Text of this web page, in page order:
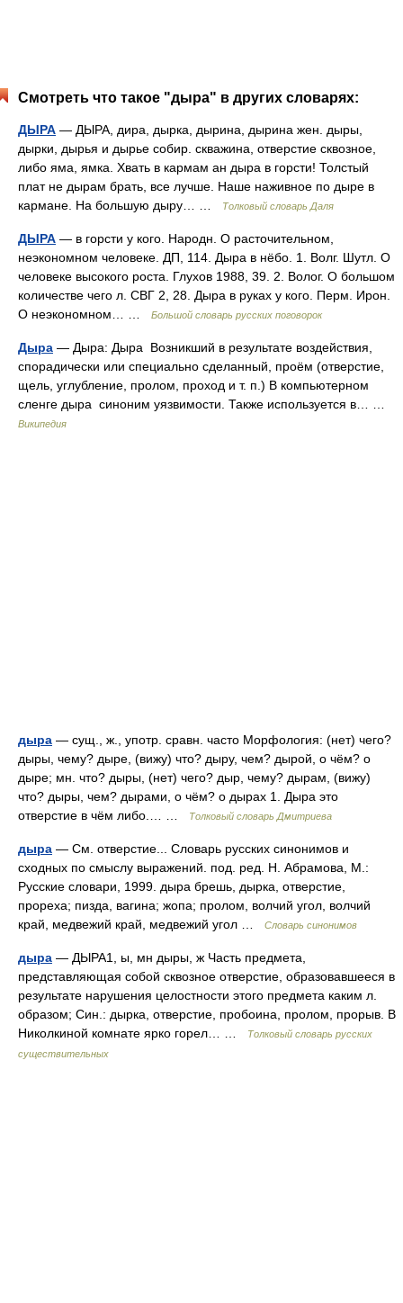
Смотреть что такое "дыра" в других словарях:
ДЫРА — ДЫРА, дира, дырка, дырина, дырина жен. дыры,
дырки, дырья и дырье собир. скважина, отверстие сквозное,
либо яма, ямка. Хвать в кармам ан дыра в горсти! Толстый
плат не дырам брать, все лучше. Наше наживное по дыре в
кармане. На большую дыру… …
Толковый словарь Даля
ДЫРА — в горсти у кого. Народн. О расточительном,
неэкономном человеке. ДП, 114. Дыра в нёбо. 1. Волг. Шутл. О
человеке высокого роста. Глухов 1988, 39. 2. Волог. О большом
количестве чего л. СВГ 2, 28. Дыра в руках у кого. Перм. Ирон.
О неэкономном… …
Большой словарь русских поговорок
Дыра — Дыра: Дыра Возникший в результате воздействия,
спорадически или специально сделанный, проём (отверстие,
щель, углубление, пролом, проход и т. п.) В компьютерном
сленге дыра синоним уязвимости. Также используется в… …
Википедия
дыра — сущ., ж., употр. сравн. часто Морфология: (нет) чего?
дыры, чему? дыре, (вижу) что? дыру, чем? дырой, о чём? о
дыре; мн. что? дыры, (нет) чего? дыр, чему? дырам, (вижу)
что? дыры, чем? дырами, о чём? о дырах 1. Дыра это
отверстие в чём либо.… …
Толковый словарь Дмитриева
дыра — См. отверстие... Словарь русских синонимов и
сходных по смыслу выражений. под. ред. Н. Абрамова, М.:
Русские словари, 1999. дыра брешь, дырка, отверстие,
прореха; пизда, вагина; жопа; пролом, волчий угол, волчий
край, медвежий край, медвежий угол …
Словарь синонимов
дыра — ДЫРА1, ы, мн дыры, ж Часть предмета,
представляющая собой сквозное отверстие, образовавшееся в
результате нарушения целостности этого предмета каким л.
образом; Син.: дырка, отверстие, пробоина, пролом, прорыв. В
Николкиной комнате ярко горел… …
Толковый словарь русских
существительных